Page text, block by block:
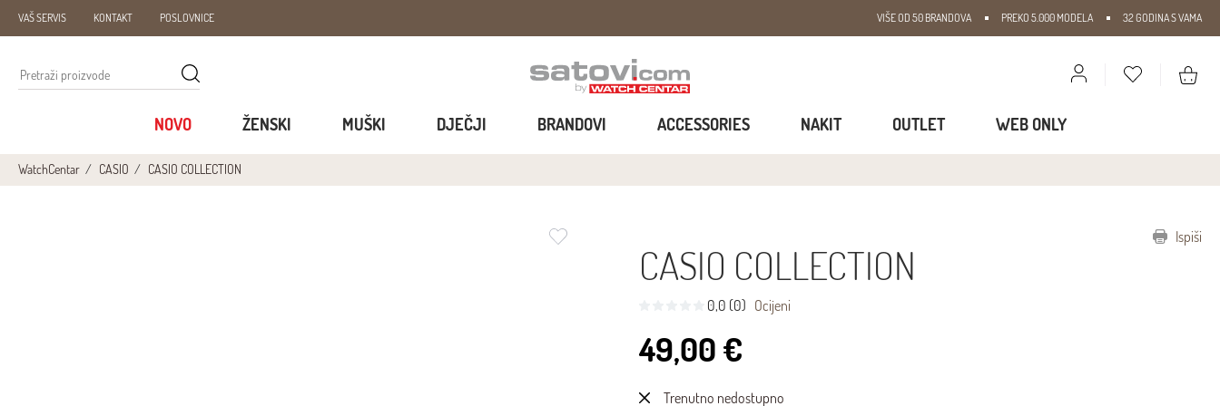
VAŠ SERVIS KONTAKT POSLOVNICE VIŠE OD 50 BRANDOVA PREKO 5.000 MODELA 32 GODINA S VAMA
NOVO ŽENSKI MUŠKI DJEČJI BRANDOVI ACCESSORIES NAKIT OUTLET WEB ONLY
WatchCentar CASIO CASIO COLLECTION
Ispiši
CASIO COLLECTION
0,0 (0) Ocijeni
49,00 €
Trenutno nedostupno